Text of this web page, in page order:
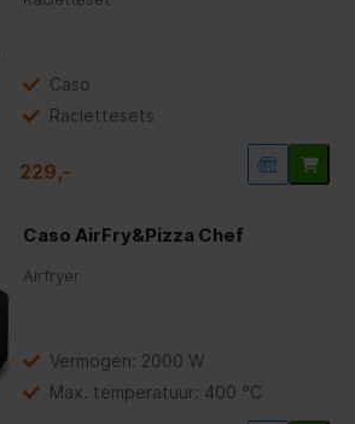
Caso
Raclettesets
229,-
Caso AirFry&Pizza Chef
Airfryer
Vermogen: 2000 W
Max. temperatuur: 400 °C